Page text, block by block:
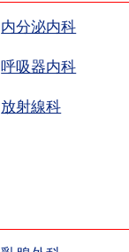
内分泌内科
呼吸器内科
放射線科